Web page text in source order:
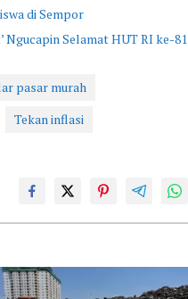
di Sempor
Ngucapin Selamat HUT RI ke-81
pasar murah
Tekan inflasi